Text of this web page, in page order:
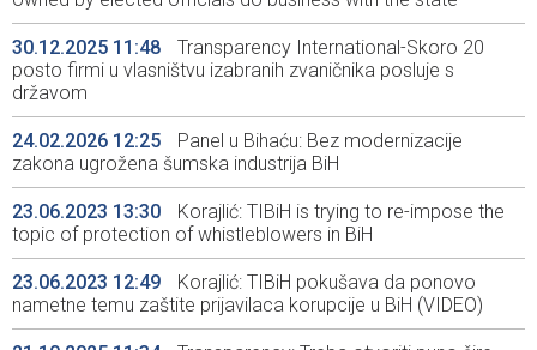
30.12.2025 11:48
Transparency International-Skoro 20
posto firmi u vlasništvu izabranih zvaničnika posluje s
državom
24.02.2026 12:25
Panel u Bihaću: Bez modernizacije
zakona ugrožena šumska industrija BiH
23.06.2023 13:30
Korajlić: TIBiH is trying to re-impose the
topic of protection of whistleblowers in BiH
23.06.2023 12:49
Korajlić: TIBiH pokušava da ponovo
nametne temu zaštite prijavilaca korupcije u BiH (VIDEO)